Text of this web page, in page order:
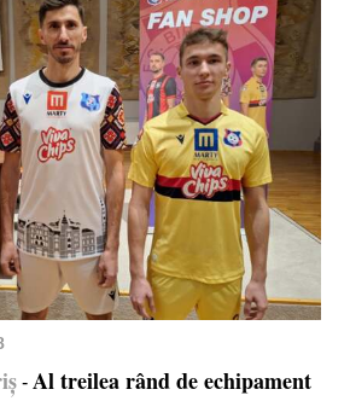
- Al treilea rând de echipament